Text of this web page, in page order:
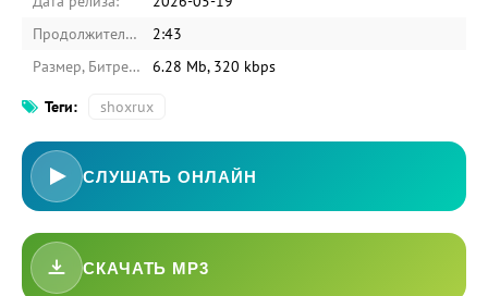
Продолжительность:
2:43
Размер, Битрейт:
6.28 Mb, 320 kbps
Теги: shoxrux
СЛУШАТЬ ОНЛАЙН
СКАЧАТЬ MP3
Bezori